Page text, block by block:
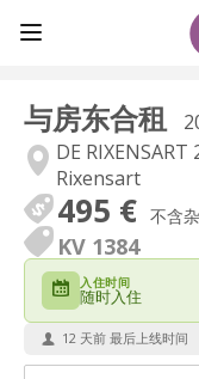
与房东合租
DE RIXENSART
Rixensart
495 € 不含
KV 1384
入住时间
随时入住
12 天前 最后上线时间